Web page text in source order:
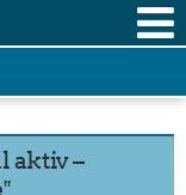
aktiv –